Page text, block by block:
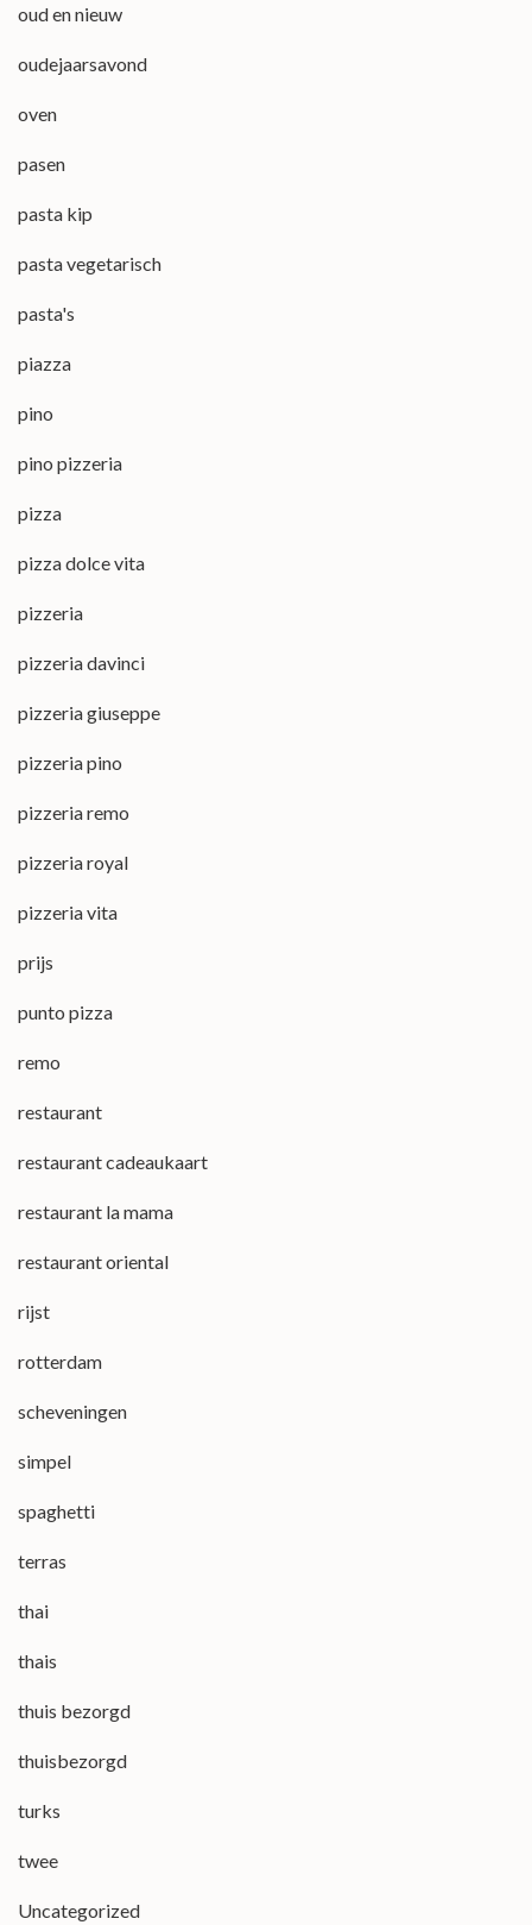
oud en nieuw
oudejaarsavond
oven
pasen
pasta kip
pasta vegetarisch
pasta's
piazza
pino
pino pizzeria
pizza
pizza dolce vita
pizzeria
pizzeria davinci
pizzeria giuseppe
pizzeria pino
pizzeria remo
pizzeria royal
pizzeria vita
prijs
punto pizza
remo
restaurant
restaurant cadeaukaart
restaurant la mama
restaurant oriental
rijst
rotterdam
scheveningen
simpel
spaghetti
terras
thai
thais
thuis bezorgd
thuisbezorgd
turks
twee
Uncategorized